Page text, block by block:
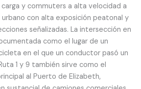
y commuters a alta velocidad a
con alta exposición peatonal y
señalizadas. La intersección en
como el lugar de un
en el que un conductor pasó un
1 y 9 también sirve como el
al Puerto de Elizabeth,